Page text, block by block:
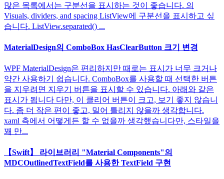
많은 목록에서는 구분선을 표시하는 것이 좋습니다. 의
Visuals, dividers, and spacing ListView에 구분선을 표시하고 싶
습니다. ListView.separated() ...
MaterialDesign의 ComboBox HasClearButton 크기 변경
WPF MaterialDesign은 편리하지만 때로는 표시가 너무 크거나
약간 사용하기 쉽습니다. ComboBox를 사용할 때 선택한 버튼
을 지우려면 지우기 버튼을 표시할 수 있습니다. 아래와 같은
표시가 됩니다 다만, 이 클리어 버튼이 크고, 보기 좋지 않습니
다. 좀 더 작은 편이 좋고, 밀어 틀리지 않을까 생각합니다.
xaml 측에서 어떻게든 할 수 없을까 생각했습니다만, 스타일을
꽤 만...
【Swift】 라이브러리 "Material Components"의
MDCOutlinedTextField를 사용한 TextField 구현